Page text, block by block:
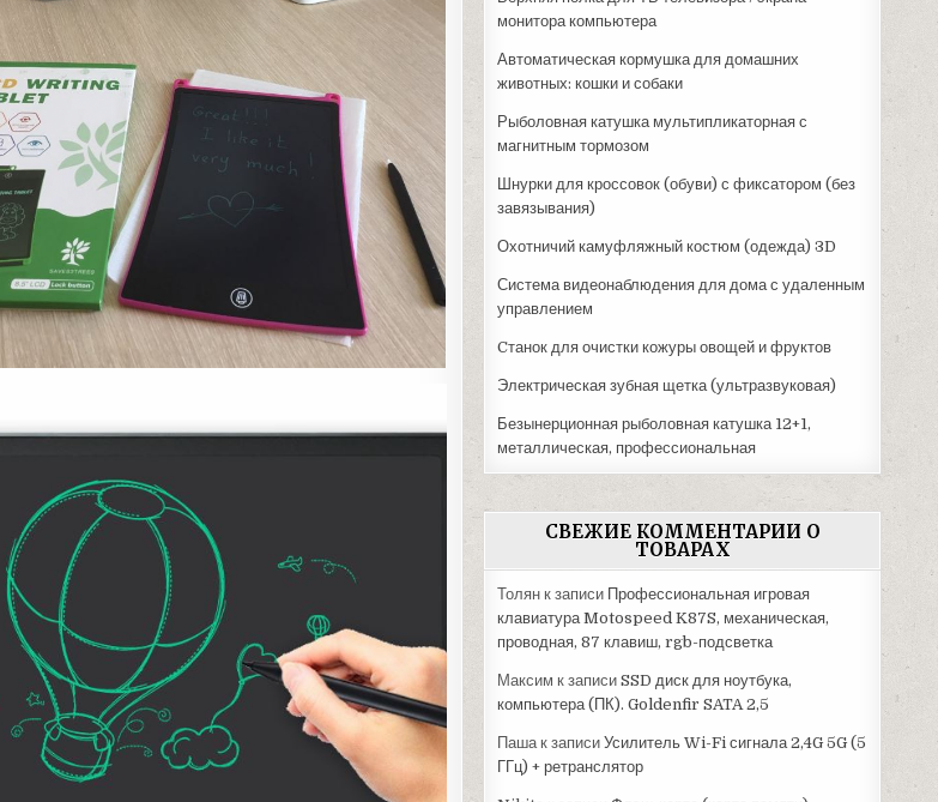
монитора компьютера
Автоматическая кормушка для домашних
животных: кошки и собаки
Рыболовная катушка мультипликаторная с
магнитным тормозом
Шнурки для кроссовок (обуви) с фиксатором (без
завязывания)
Охотничий камуфляжный костюм (одежда) 3D
Система видеонаблюдения для дома с удаленным
управлением
Cтанок для очистки кожуры овощей и фруктов
Электрическая зубная щетка (ультразвуковая)
Безынерционная рыболовная катушка 12+1,
металлическая, профессиональная
СВЕЖИЕ КОММЕНТАРИИ О
ТОВАРАХ
Толян к записи Профессиональная игровая
клавиатура Motospeed K87S, механическая,
проводная, 87 клавиш, rgb-подсветка
Максим к записиSSD диск для ноутбука,
компьютера (ПК). Goldenfir SATA 2,5
Пашак записиУсилитель Wi-Fi сигнала 2,4G 5G (5
ГГц) + ретранслятор